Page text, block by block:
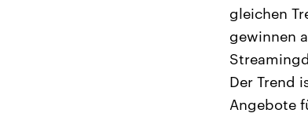
gleichen
gewinnen
Der Trend
Angebote